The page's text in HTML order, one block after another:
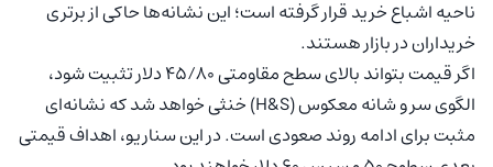
ناحیه اشباع خرید قرار گرفته است؛ این نشانه‌ها حاکی از برتری
خریداران در بازار هستند.
اگر قیمت بتواند بالای سطح مقاومتی ۴۵/۸۰ دلار تثبیت شود،
الگوی سر و شانه معکوس (H&S) خنثی خواهد شد که نشانه‌ای
مثبت برای ادامه روند صعودی است. در این سناریو، اهداف قیمتی